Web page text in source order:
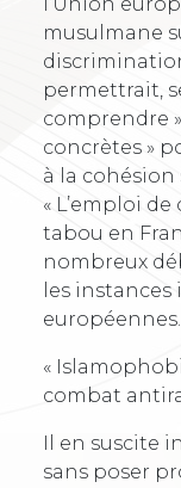
musulmane
permettrait,
comprendre
concrètes »
à la
« L’emploi
tabou en
nombreux
les
européennes.
«
combat
Il en suscite
sans poser